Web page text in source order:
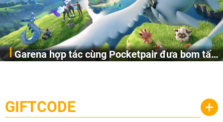
Garena hợp tác cùng Pocketpair đưa bom tấn
cầu, theo giấy phép chính thức từ công ty game Nhật Bản
Pocketpair, Inc.
GIFTCODE +